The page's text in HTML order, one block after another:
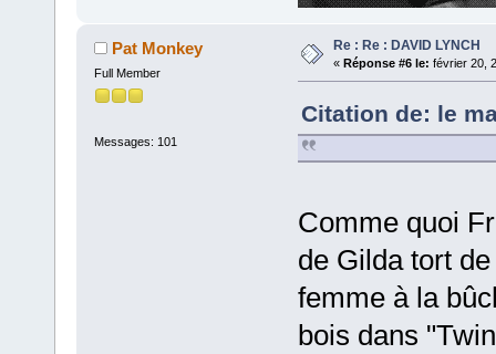
Pat Monkey
Full Member
Messages: 101
Re : Re : DAVID LYNCH
« Réponse #6 le: février 20,
Citation de: le
Comme quoi
de Gilda tort
femme à la
bois dans